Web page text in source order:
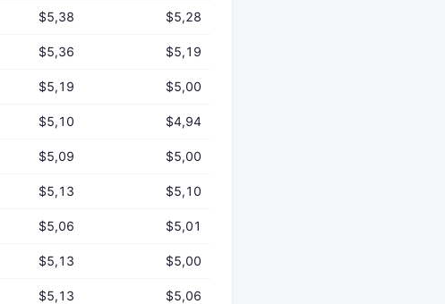
$5,38 $5,28
$5,36 $5,19
$5,19 $5,00
$5,10 $4,94
$5,09 $5,00
$5,13 $5,10
$5,06 $5,01
$5,13 $5,00
$5,13 $5,06